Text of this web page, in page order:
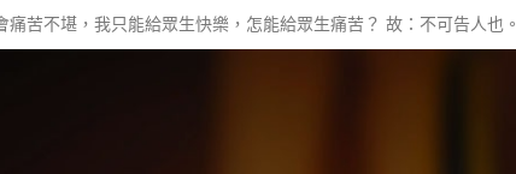
苦不堪，我只能給眾生快樂，怎能給眾生痛苦？ 故：不可告人也。